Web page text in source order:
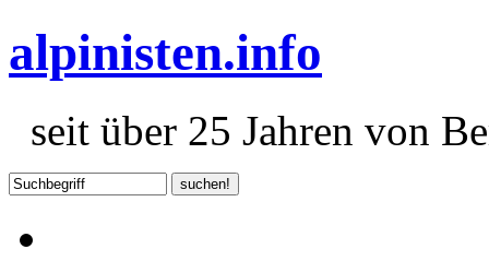
alpinisten.info
seit über 25 Jahren von